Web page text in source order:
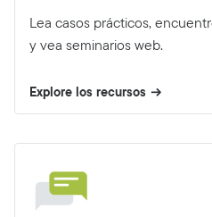
Lea casos prácticos,
y vea seminarios web.
Explore los recursos